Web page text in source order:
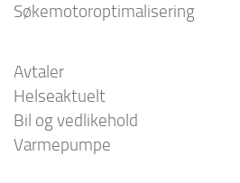
Søkemotoroptimalisering
Avtaler
Helseaktuelt
Bil og vedlikehold
Varmepumpe